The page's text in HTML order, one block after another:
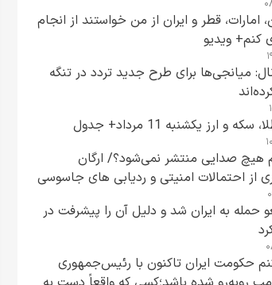
امارات، قطر و ایران از من خواستند از انجام
کنم+ ویدیو
میانجی‌ها برای طرح جدید تردد در تنگه
ارز یکشنبه 11 مرداد+ جدول
هیچ صدایی منتشر نمی‌شود؟/ ارگان
از احتمالات امنیتی و ردیابی های جاسوسی
ترامپ مدعی لغو حمله به ایران شد و دلیل آن را پیشرفت در
حکومت ایران تاکنون با رئیس‌جمهوری